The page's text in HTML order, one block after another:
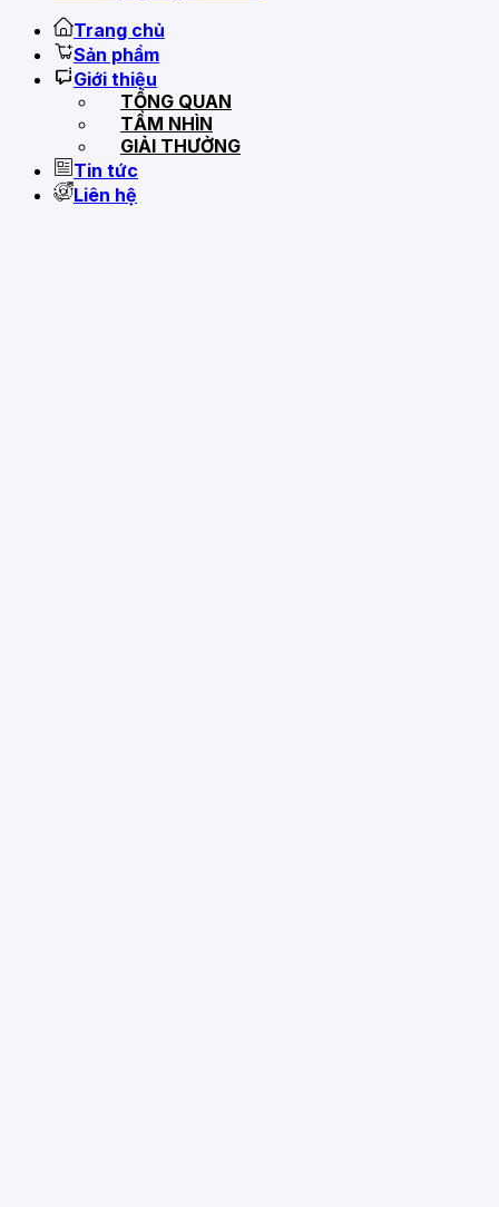
Trang chủ
Sản phẩm
Giới thiệu
TỔNG QUAN
TẦM NHÌN
GIẢI THƯỞNG
Tin tức
Liên hệ